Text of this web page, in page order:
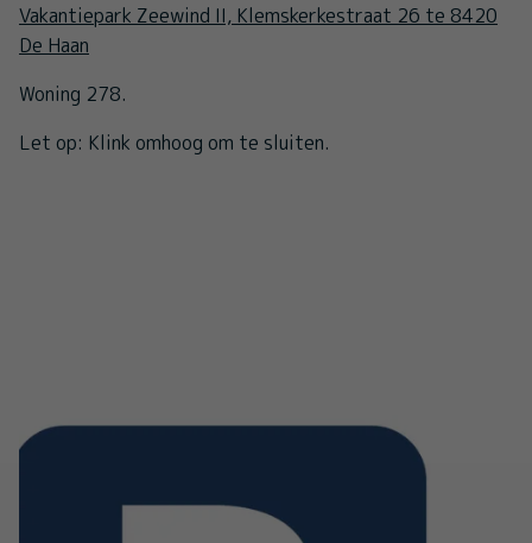
Vakantiepark Zeewind II, Klemskerkestraat 26 te 8420
De Haan
Woning 278.
Let op: Klink omhoog om te sluiten.